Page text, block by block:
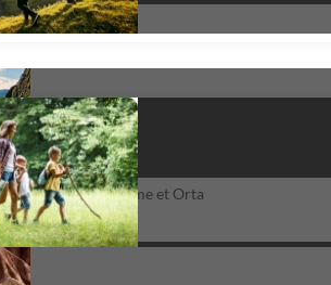
: Majeur, Côme et Orta
*